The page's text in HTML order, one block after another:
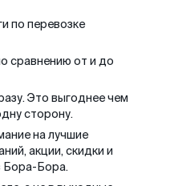
по перевозке
сравнению от и до
Это выгоднее чем
сторону.
на лучшие
акции, скидки и
Бора-Бора.